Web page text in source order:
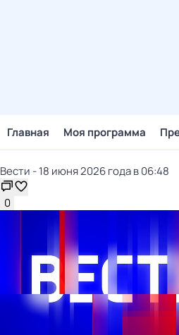
Главная Моя программа
Вести - 18 июня 2026 года в 06:48
0